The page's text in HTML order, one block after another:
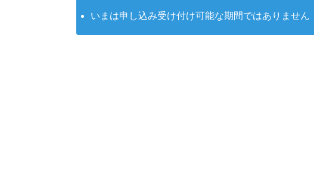
いまは申し込み受け付け可能な期間ではありません